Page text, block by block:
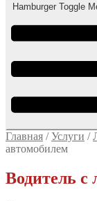
Hamburger Toggle
Главная /Услуги /
автомобилем
Водитель